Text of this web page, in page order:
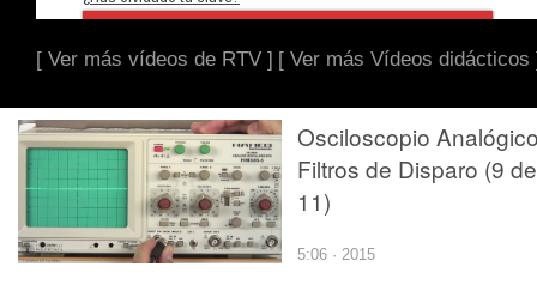
[ Ver más vídeos de RTV ] [ Ver más Vídeos didácticos
Osciloscopio
Filtros de Disparo (9 de
11)
5:06 · 2015